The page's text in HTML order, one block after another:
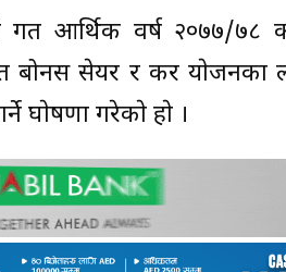
आर्थिक वर्ष २०७७/७८
सेयर र कर प्रयाेजनका
घाेषणा गरेकाे हाे ।